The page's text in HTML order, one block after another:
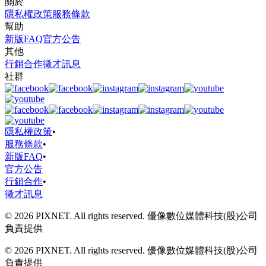
隱私權政策服務條款
幫助
新版FAQ官方公告
其他
行銷合作徵才訊息
社群
隱私權政策•
服務條款•
新版FAQ•
官方公告
行銷合作•
徵才訊息
© 2026 PIXNET. All rights reserved. 優像數位媒體科技(股)公司
負責提供
© 2026 PIXNET. All rights reserved. 優像數位媒體科技(股)公司
負責提供